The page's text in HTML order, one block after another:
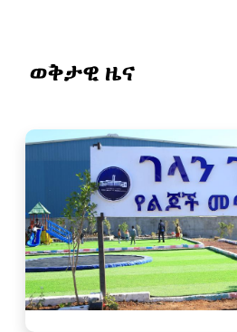
ወቅታዊ ዜና